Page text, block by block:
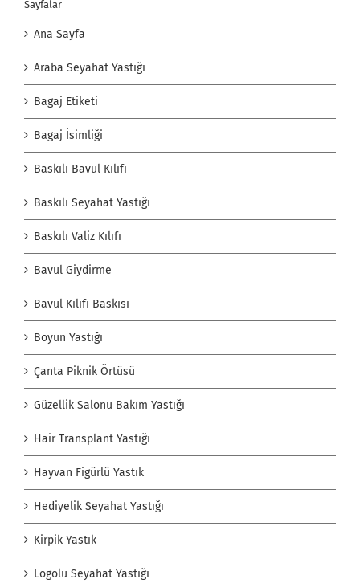
Sayfalar
Ana Sayfa
Araba Seyahat Yastığı
Bagaj Etiketi
Bagaj İsimliği
Baskılı Bavul Kılıfı
Baskılı Seyahat Yastığı
Baskılı Valiz Kılıfı
Bavul Giydirme
Bavul Kılıfı Baskısı
Boyun Yastığı
Çanta Piknik Örtüsü
Güzellik Salonu Bakım Yastığı
Hair Transplant Yastığı
Hayvan Figürlü Yastık
Hediyelik Seyahat Yastığı
Kirpik Yastık
Logolu Seyahat Yastığı